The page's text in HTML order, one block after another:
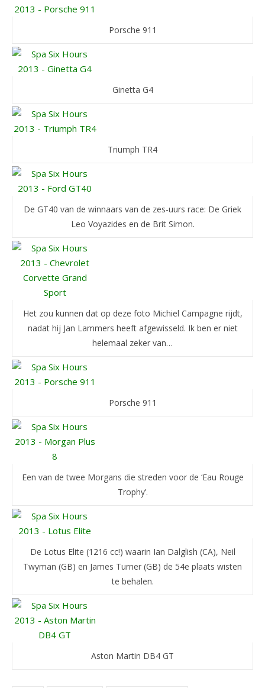
Porsche 911
Ginetta G4
Triumph TR4
De GT40 van de winnaars van de zes-uurs race: De Griek
Leo Voyazides en de Brit Simon.
Het zou kunnen dat op deze foto Michiel Campagne rijdt,
nadat hij Jan Lammers heeft afgewisseld. Ik ben er niet
helemaal zeker van…
Porsche 911
Een van de twee Morgans die streden voor de ‘Eau Rouge
Trophy’.
De Lotus Elite (1216 cc!) waarin Ian Dalglish (CA), Neil
Twyman (GB) en James Turner (GB) de 54e plaats wisten
te behalen.
Aston Martin DB4 GT